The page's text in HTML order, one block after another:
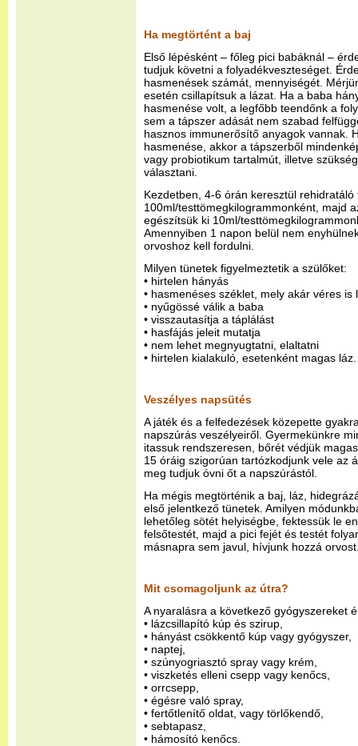
Ha megtörtént a baj
Első lépésként – főleg pici babáknál –
tudjuk követni a folyadékveszteséget.
hasmenések számát, mennyiségét.
esetén csillapítsuk a lázat. Ha a baba
hasmenése volt, a legfőbb teendőnk a
sem a tápszer adását nem szabad
hasznos immunerősítő anyagok vannak.
hasmenése, akkor a tápszerből
vagy probiotikum tartalmút, illetve
választani.
Kezdetben, 4-6 órán keresztül
100ml/testtömegkilogrammonként, majd
egészítsük ki 10ml/
Amennyiben 1 napon belül nem
orvoshoz kell fordulni.
Milyen tünetek figyelmeztetik a szülőket:
• hirtelen hányás
• hasmenéses széklet, mely akár véres is
• nyűgössé válik a baba
• visszautasítja a táplálást
• hasfájás jeleit mutatja
• nem lehet megnyugtatni, elaltatni
• hirtelen kialakuló, esetenként magas láz.
Veszélyes napsütés
A játék és a felfedezések közepette
napszúrás veszélyeiről. Gyermekünkre
itassuk rendszeresen, bőrét védjük
15 óráig szigorúan tartózkodjunk vele az
meg tudjuk óvni őt a napszúrástól.
Ha mégis megtörténik a baj, láz,
első jelentkező tünetek. Amilyen
lehetőleg sötét helyiségbe, fektessük le
felsőtestét, majd a pici fejét és testét
másnapra sem javul, hívjunk hozzá
Mit csomagoljunk az útra?
A nyaralásra a következő gyógyszereket
• lázcsillapító kúp és szirup,
• hányást csökkentő kúp vagy gyógyszer,
• naptej,
• szúnyogriasztó spray vagy krém,
• viszketés elleni csepp vagy kenőcs,
• orrcsepp,
• égésre való spray,
• fertőtlenítő oldat, vagy törlőkendő,
• sebtapasz,
• hámosító kenőcs.